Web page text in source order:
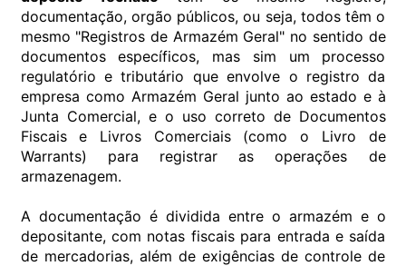
documentação, orgão públicos, ou seja, todos têm o
mesmo "Registros de Armazém Geral" no sentido de
documentos específicos, mas sim um processo
regulatório e tributário que envolve o registro da
empresa como Armazém Geral junto ao estado e à
Junta Comercial, e o uso correto de Documentos
Fiscais e Livros Comerciais (como o Livro de
Warrants) para registrar as operações de
armazenagem.
A documentação é dividida entre o armazém e o
depositante, com notas fiscais para entrada e saída
de mercadorias, além de exigências de controle de